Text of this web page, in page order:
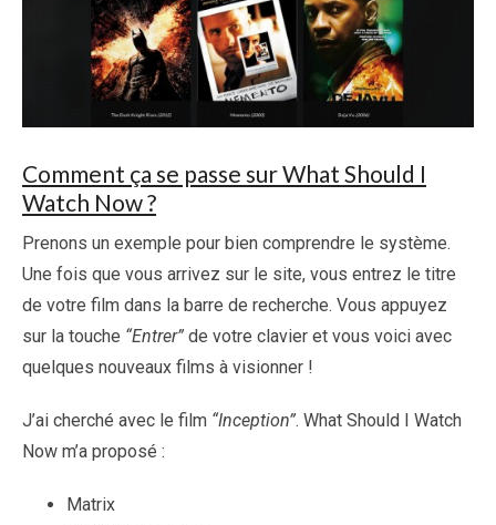
Comment ça se passe sur What Should I
Watch Now ?
Prenons un exemple pour bien comprendre le système.
Une fois que vous arrivez sur le site, vous entrez le titre
de votre film dans la barre de recherche. Vous appuyez
sur la touche “Entrer” de votre clavier et vous voici avec
quelques nouveaux films à visionner !
J’ai cherché avec le film “Inception”. What Should I Watch
Now m’a proposé :
Matrix